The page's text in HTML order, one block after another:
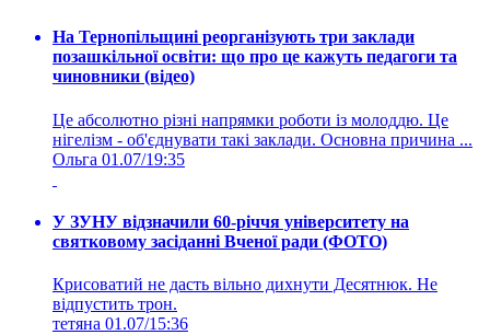
На Тернопільщині реорганізують три заклади
позашкільної освіти: що про це кажуть педагоги та
чиновники (відео)
Це абсолютно різні напрямки роботи із молоддю. Це
нігелізм - об'єднувати такі заклади. Основна причина ...
Ольга 01.07/19:35
У ЗУНУ відзначили 60-річчя університету на
святковому засіданні Вченої ради (ФОТО)
Крисоватий не дасть вільно дихнути Десятнюк. Не
відпустить трон.
тетяна 01.07/15:36